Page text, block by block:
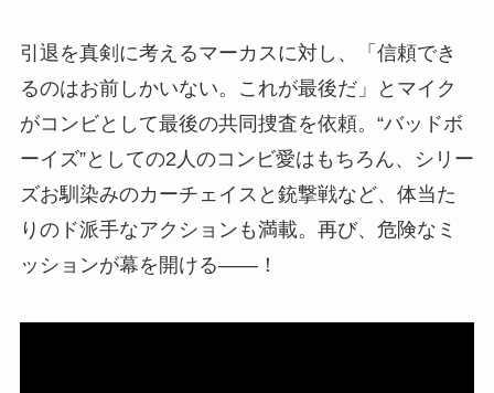
引退を真剣に考えるマーカスに対し、「信頼でき
るのはお前しかいない。これが最後だ」とマイク
がコンビとして最後の共同捜査を依頼。“バッドボ
ーイズ”としての2人のコンビ愛はもちろん、シリー
ズお馴染みのカーチェイスと銃撃戦など、体当た
りのド派手なアクションも満載。再び、危険なミ
ッションが幕を開ける――！